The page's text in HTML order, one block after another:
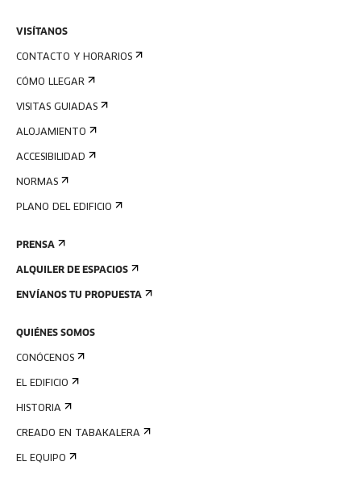
VISÍTANOS
CONTACTO Y HORARIOS
CÓMO LLEGAR
VISITAS GUIADAS
ALOJAMIENTO
ACCESIBILIDAD
NORMAS
PLANO DEL EDIFICIO
PRENSA
ALQUILER DE ESPACIOS
ENVÍANOS TU PROPUESTA
QUIÉNES SOMOS
CONÓCENOS
EL EDIFICIO
HISTORIA
CREADO EN TABAKALERA
EL EQUIPO